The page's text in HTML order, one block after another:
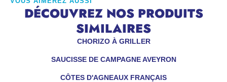
DÉCOUVREZ NOS PRODUITS
SIMILAIRES
CHORIZO À GRILLER
SAUCISSE DE CAMPAGNE AVEYRON
CÔTES D'AGNEAUX FRANÇAIS